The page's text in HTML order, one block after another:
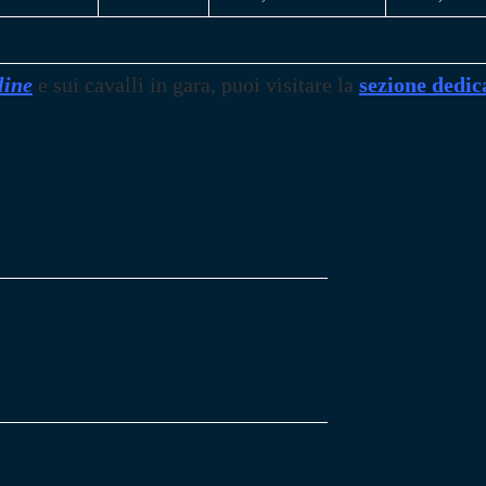
e sui cavalli in gara, puoi visitare la sezione